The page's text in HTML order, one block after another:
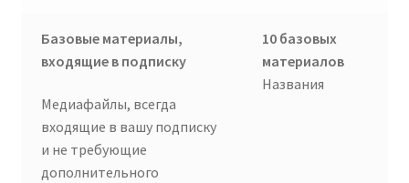
Базовые материалы,
входящие в подписку
Медиафайлы, всегда
входящие в вашу подписку
и не требующие
дополнительного
10 базовых
материалов
Названия